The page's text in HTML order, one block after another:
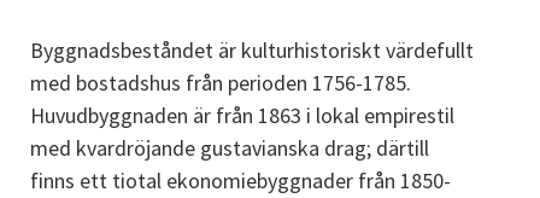
Byggnadsbeståndet är kulturhistoriskt värdefullt
med bostadshus från perioden 1756-1785.
Huvudbyggnaden är från 1863 i lokal empirestil
med kvardröjande gustavianska drag; därtill
finns ett tiotal ekonomiebyggnader från 1850-